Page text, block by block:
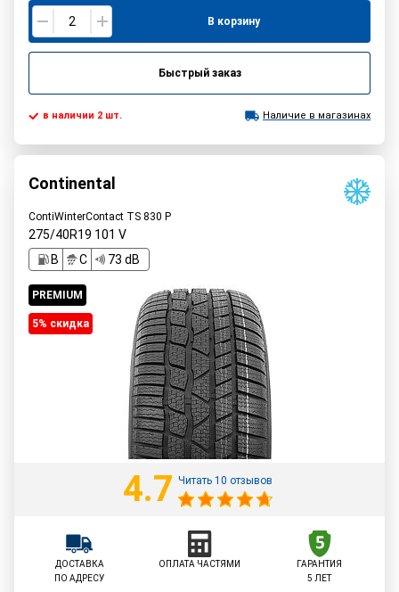
В корзину
Быстрый заказ
в наличии 2 шт. Наличие в магазинах
Continental
ContiWinterContact TS 830 P
275/40R19 101 V
B
C 73 dB
PREMIUM
5% cкидка
4.7 Читать 10 отзывов
ДОСТАВКА
ПО АДРЕСУ
ОПЛАТА ЧАСТЯМИ
ГАРАНТИЯ
5 ЛЕТ